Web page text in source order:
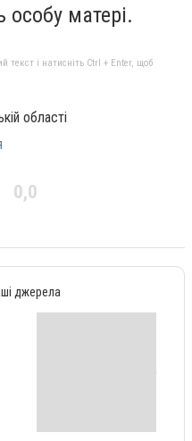
особу матері.
текст і натисніть Ctrl + Enter, щоб
області
0,0
джерела